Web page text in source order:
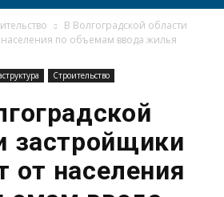
В Волгоградской области
по объемам ввода жилья
Строительство
застройщики
от населения